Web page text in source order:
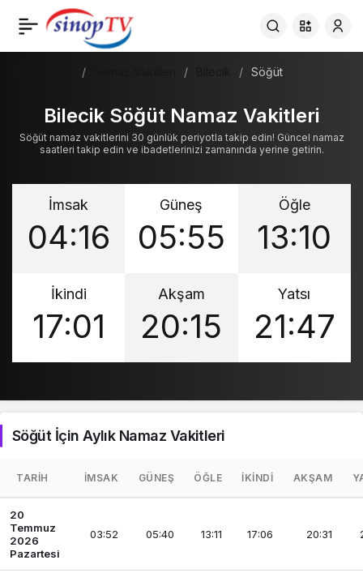
Söğüt
Bilecik Söğüt Namaz Vakitleri
Söğüt namaz vakitlerini 30 günlük periyotla takip edin! Güncel namaz
saatleri takip edin ve ibadetlerinizi zamanında yerine getirin.
İmsak
04:16
Güneş
05:55
Öğle
13:10
İkindi
17:01
Akşam
20:15
Yatsı
21:47
Söğüt İçin Aylık Namaz Vakitleri
TARIH İMSAK GÜNEŞ ÖĞLE İKINDI AKŞAM
20
Temmuz
2026
Pazartesi
03:52 05:40 13:11 17:06 20:31